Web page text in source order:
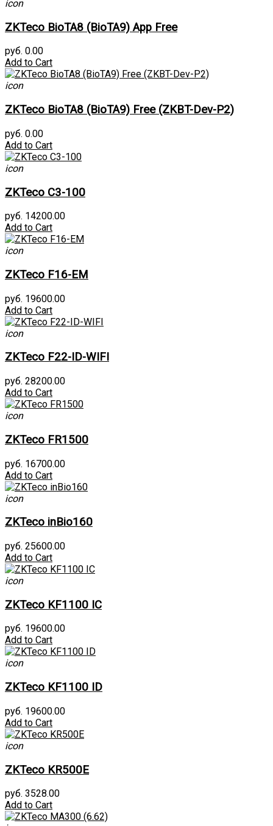
icon
ZKTeco BioTA8 (BioTA9) App Free
руб. 0.00
Add to Cart
icon
ZKTeco BioTA8 (BioTA9) Free (ZKBT-Dev-P2)
руб. 0.00
Add to Cart
icon
ZKTeco C3-100
руб. 14200.00
Add to Cart
icon
ZKTeco F16-EM
руб. 19600.00
Add to Cart
icon
ZKTeco F22-ID-WIFI
руб. 28200.00
Add to Cart
icon
ZKTeco FR1500
руб. 16700.00
Add to Cart
icon
ZKTeco inBio160
руб. 25600.00
Add to Cart
icon
ZKTeco KF1100 IC
руб. 19600.00
Add to Cart
icon
ZKTeco KF1100 ID
руб. 19600.00
Add to Cart
icon
ZKTeco KR500E
руб. 3528.00
Add to Cart